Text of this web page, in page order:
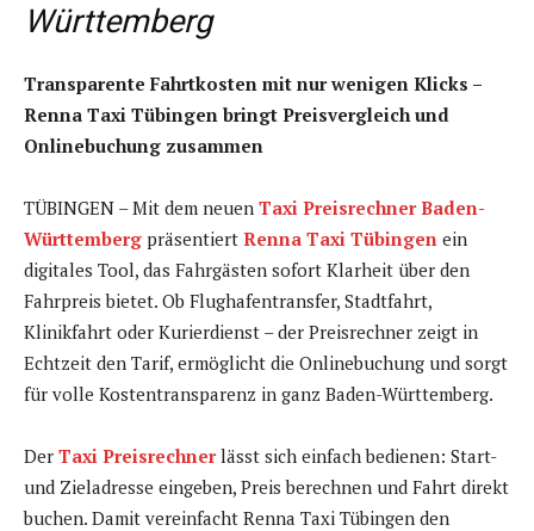
Württemberg
Transparente Fahrtkosten mit nur wenigen Klicks –
Renna Taxi Tübingen bringt Preisvergleich und
Onlinebuchung zusammen
TÜBINGEN – Mit dem neuen Taxi Preisrechner Baden-
Württemberg präsentiert Renna Taxi Tübingen ein
digitales Tool, das Fahrgästen sofort Klarheit über den
Fahrpreis bietet. Ob Flughafentransfer, Stadtfahrt,
Klinikfahrt oder Kurierdienst – der Preisrechner zeigt in
Echtzeit den Tarif, ermöglicht die Onlinebuchung und sorgt
für volle Kostentransparenz in ganz Baden-Württemberg.
Der Taxi Preisrechnerlässt sich einfach bedienen: Start-
und Zieladresse eingeben, Preis berechnen und Fahrt direkt
buchen. Damit vereinfacht Renna Taxi Tübingen den